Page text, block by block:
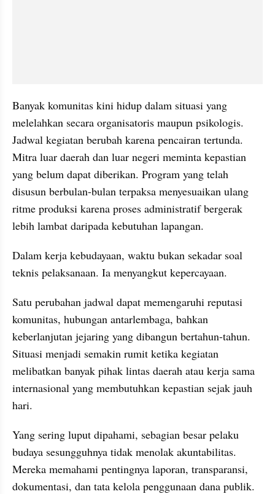
Banyak komunitas kini hidup dalam situasi yang
melelahkan secara organisatoris maupun psikologis.
Jadwal kegiatan berubah karena pencairan tertunda.
Mitra luar daerah dan luar negeri meminta kepastian
yang belum dapat diberikan. Program yang telah
disusun berbulan-bulan terpaksa menyesuaikan ulang
ritme produksi karena proses administratif bergerak
lebih lambat daripada kebutuhan lapangan.
Dalam kerja kebudayaan, waktu bukan sekadar soal
teknis pelaksanaan. Ia menyangkut kepercayaan.
Satu perubahan jadwal dapat memengaruhi reputasi
komunitas, hubungan antarlembaga, bahkan
keberlanjutan jejaring yang dibangun bertahun-tahun.
Situasi menjadi semakin rumit ketika kegiatan
melibatkan banyak pihak lintas daerah atau kerja sama
internasional yang membutuhkan kepastian sejak jauh
hari.
Yang sering luput dipahami, sebagian besar pelaku
budaya sesungguhnya tidak menolak akuntabilitas.
Mereka memahami pentingnya laporan, transparansi,
dokumentasi, dan tata kelola penggunaan dana publik.